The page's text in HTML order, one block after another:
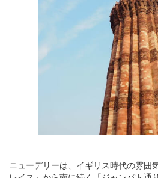
ニューデリーは、イギリス時代の雰囲